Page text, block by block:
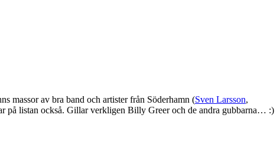
massor av bra band och artister från Söderhamn (Sven Larsson,
på listan också. Gillar verkligen Billy Greer och de andra gubbarna… :)